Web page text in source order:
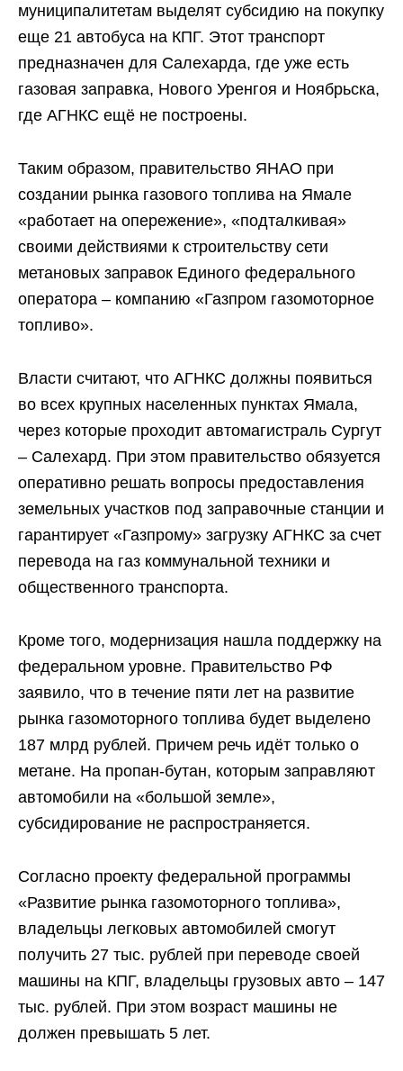
муниципалитетам выделят субсидию на покупку
еще 21 автобуса на КПГ. Этот транспорт
предназначен для Салехарда, где уже есть
газовая заправка, Нового Уренгоя и Ноябрьска,
где АГНКС ещё не построены.
Таким образом, правительство ЯНАО при
создании рынка газового топлива на Ямале
«работает на опережение», «подталкивая»
своими действиями к строительству сети
метановых заправок Единого федерального
оператора – компанию «Газпром газомоторное
топливо».
Власти считают, что АГНКС должны появиться
во всех крупных населенных пунктах Ямала,
через которые проходит автомагистраль Сургут
– Салехард. При этом правительство обязуется
оперативно решать вопросы предоставления
земельных участков под заправочные станции и
гарантирует «Газпрому» загрузку АГНКС за счет
перевода на газ коммунальной техники и
общественного транспорта.
Кроме того, модернизация нашла поддержку на
федеральном уровне. Правительство РФ
заявило, что в течение пяти лет на развитие
рынка газомоторного топлива будет выделено
187 млрд рублей. Причем речь идёт только о
метане. На пропан-бутан, которым заправляют
автомобили на «большой земле»,
субсидирование не распространяется.
Согласно проекту федеральной программы
«Развитие рынка газомоторного топлива»,
владельцы легковых автомобилей смогут
получить 27 тыс. рублей при переводе своей
машины на КПГ, владельцы грузовых авто – 147
тыс. рублей. При этом возраст машины не
должен превышать 5 лет.